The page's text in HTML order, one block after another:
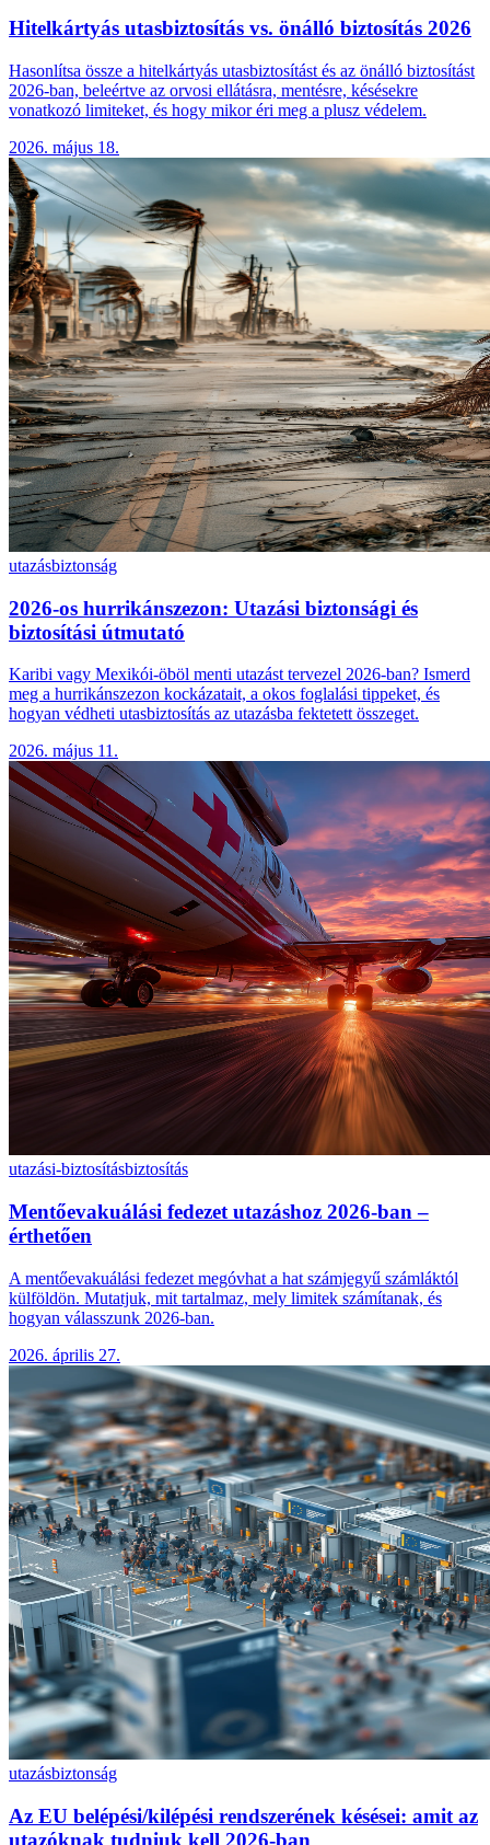
Hitelkártyás utasbiztosítás vs. önálló biztosítás 2026
Hasonlítsa össze a hitelkártyás utasbiztosítást és az önálló biztosítást
2026-ban, beleértve az orvosi ellátásra, mentésre, késésekre
vonatkozó limiteket, és hogy mikor éri meg a plusz védelem.
2026. május 18.
utazásbiztonság
2026-os hurrikánszezon: Utazási biztonsági és
biztosítási útmutató
Karibi vagy Mexikói-öböl menti utazást tervezel 2026-ban? Ismerd
meg a hurrikánszezon kockázatait, a okos foglalási tippeket, és
hogyan védheti utasbiztosítás az utazásba fektetett összeget.
2026. május 11.
utazási-biztosításbiztosítás
Mentőevakuálási fedezet utazáshoz 2026-ban –
érthetően
A mentőevakuálási fedezet megóvhat a hat számjegyű számláktól
külföldön. Mutatjuk, mit tartalmaz, mely limitek számítanak, és
hogyan válasszunk 2026-ban.
2026. április 27.
utazásbiztonság
Az EU belépési/kilépési rendszerének késései: amit az
utazóknak tudniuk kell 2026-ban